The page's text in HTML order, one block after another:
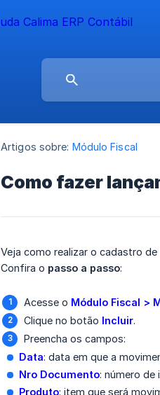
Artigos sobre: Módulo Fiscal
Como fazer
Veja como realizar o cadastro
Confira o passo a passo:
Acesse o Módulo Fiscal >
Clique no botão Incluir.
Preencha os campos:
Data: data em que a
Nro Documento: número
Produto: item que será